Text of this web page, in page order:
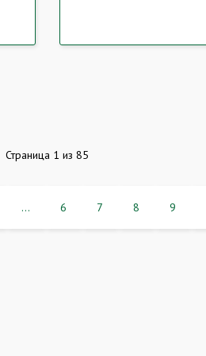
Страница 1 из 85
... 6 7 8 9